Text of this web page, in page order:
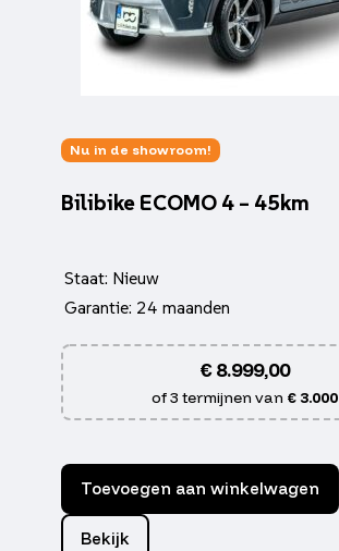
Nu in de showroom!
Bilibike ECOMO 4 – 45km
Staat: Nieuw
Garantie: 24 maanden
€8.999,00
of 3 termijnen van € 3.000
Toevoegen aan winkelwagen
Bekijk